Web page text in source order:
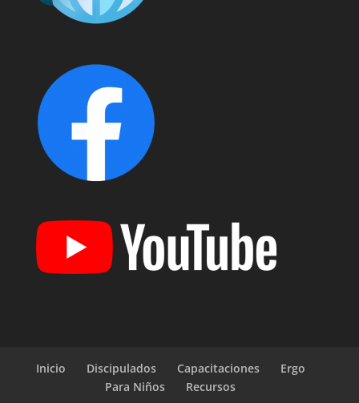
Inicio Discipulados Capacitaciones
Ergo
Para Niños
Recursos